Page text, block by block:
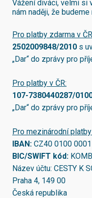
Vážení diváci, velmi si
nám naději, že
Pro platby zdarma v
2502009848/2010 s
„Dar“ do zprávy pro
Pro platby v ČR:
107-7380440287/
„Dar“ do zprávy pro
Pro mezinárodní
IBAN: CZ40 0100
BIC/SWIFT kód:
Název účtu: CESTY K
Praha 4, 149 00
Česká republika